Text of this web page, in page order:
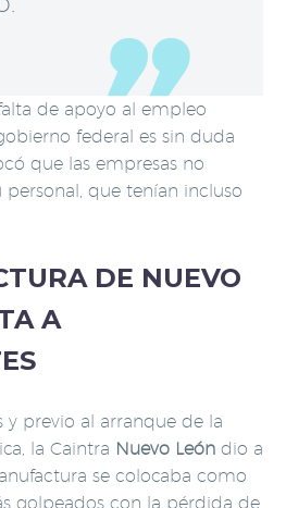
de apoyo al empleo
federal es sin duda
que las empresas no
que tenían incluso
DE NUEVO
A
y previo al arranque de la
la Caintra Nuevo León dio a
se colocaba como
golpeados con la pérdida de